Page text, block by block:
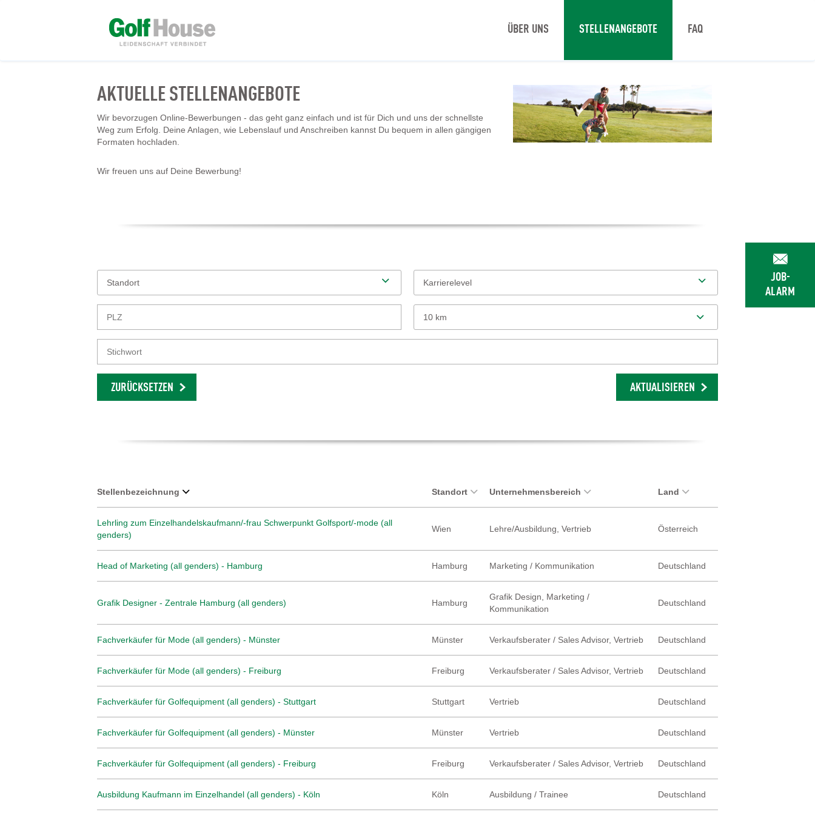
ÜBER UNS STELLENANGEBOTE FAQ
AKTUELLE STELLENANGEBOTE
Wir bevorzugen Online-Bewerbungen - das geht ganz einfach und ist für Dich und uns der schnellste
Weg zum Erfolg. Deine Anlagen, wie Lebenslauf und Anschreiben kannst Du bequem in allen gängigen
Formaten hochladen.
Wir freuen uns auf Deine Bewerbung!
Standort Karrierelevel
10 km
ZURÜCKSETZEN AKTUALISIEREN
Stellenbezeichnung Standort Unternehmensbereich Land
Lehrling zum Einzelhandelskaufmann/-frau Schwerpunkt Golfsport/-mode (all
genders)
Wien Lehre/Ausbildung, Vertrieb Österreich
Head of Marketing (all genders) - Hamburg Hamburg Marketing / Kommunikation Deutschland
Grafik Designer - Zentrale Hamburg (all genders) Hamburg
Grafik Design, Marketing /
Kommunikation
Deutschland
Fachverkäufer für Mode (all genders) - Münster Münster Verkaufsberater / Sales Advisor, Vertrieb Deutschland
Fachverkäufer für Mode (all genders) - Freiburg Freiburg Verkaufsberater / Sales Advisor, Vertrieb Deutschland
Fachverkäufer für Golfequipment (all genders) - Stuttgart Stuttgart Vertrieb Deutschland
Fachverkäufer für Golfequipment (all genders) - Münster Münster Vertrieb Deutschland
Fachverkäufer für Golfequipment (all genders) - Freiburg Freiburg Verkaufsberater / Sales Advisor, Vertrieb Deutschland
Ausbildung Kaufmann im Einzelhandel (all genders) - Köln Köln Ausbildung / Trainee Deutschland
JOB-
ALARM